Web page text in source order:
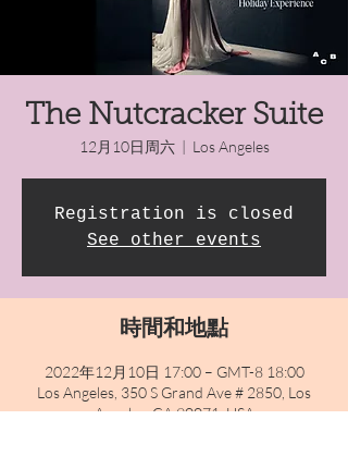
The Nutcracker Suite
12月10日周六
  |
Los Angeles
Registration is closed
See other events
時間和地點
2022年12月10日 17:00 – GMT-8 18:00
Los Angeles, 350 S Grand Ave # 2850, Los
Angeles, CA 90071, USA